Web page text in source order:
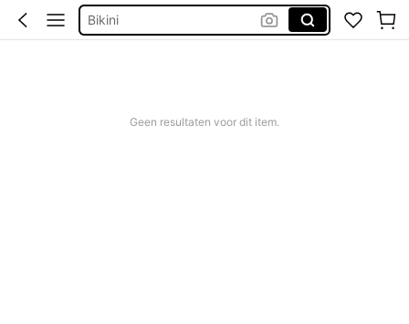
Bikini
Geen resultaten voor dit item.